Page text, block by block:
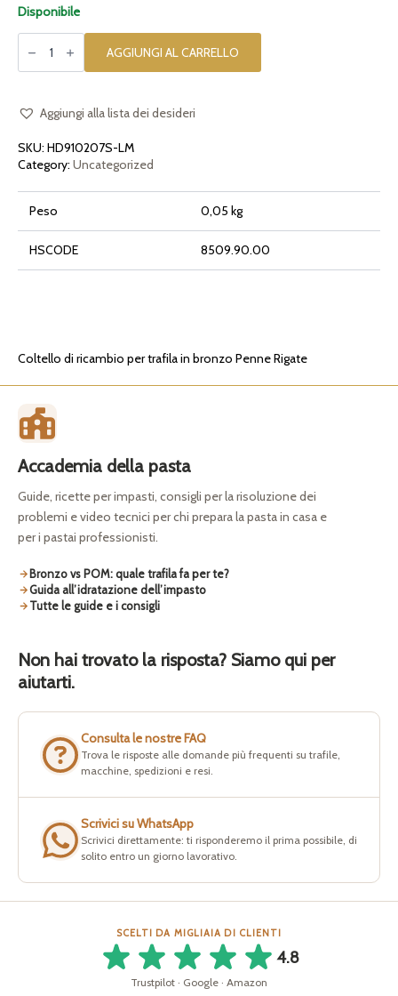
Disponibile
Coltello
per
bronzo
Penne
quantità
AGGIUNGI AL CARRELLO
Aggiungi alla lista dei desideri
SKU: HD910207S-LM
Category: Uncategorized
Peso 0,05 kg
HSCODE 8509.90.00
Coltello di ricambio per trafila in bronzo Penne Rigate
Accademia della pasta
Guide, ricette per impasti, consigli per la risoluzione dei
problemi e video tecnici per chi prepara la pasta in casa e
per i pastai professionisti.
Bronzo vs POM: quale trafila fa per te?
Guida all’idratazione dell’impasto
Tutte le guide e i consigli
Non hai trovato la risposta? Siamo qui per
aiutarti.
Consulta le nostre FAQ
Trova le risposte alle domande più frequenti su trafile,
macchine, spedizioni e resi.
Scrivici su WhatsApp
Scrivici direttamente: ti risponderemo il prima possibile, di
solito entro un giorno lavorativo.
SCELTI DA MIGLIAIA DI CLIENTI
4.8
Trustpilot · Google · Amazon